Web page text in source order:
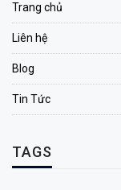
Trang chủ
Liên hệ
Blog
Tin Tức
TAGS